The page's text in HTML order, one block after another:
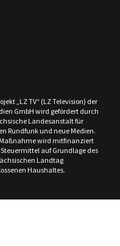
„LZ TV“ (LZ Television) der
GmbH wird gefördert durch
Landesanstalt für
Rundfunk und neue Medien.
wird mitfinanziert
auf Grundlage des
Landtag
Haushaltes.